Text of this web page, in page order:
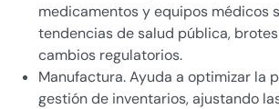
medicamentos y equipos médicos
tendencias de salud pública,
cambios regulatorios.
Manufactura. Ayuda a optimizar la
gestión de inventarios, ajustando